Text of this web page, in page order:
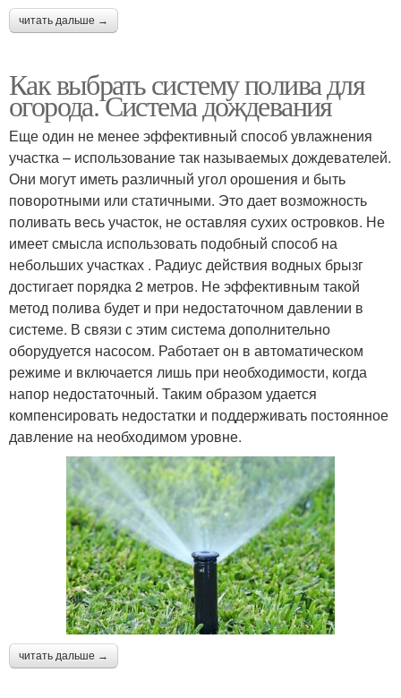
читать дальше →
Как выбрать систему полива для
огорода. Система дождевания
Еще один не менее эффективный способ увлажнения
участка – использование так называемых дождевателей.
Они могут иметь различный угол орошения и быть
поворотными или статичными. Это дает возможность
поливать весь участок, не оставляя сухих островков. Не
имеет смысла использовать подобный способ на
небольших участках . Радиус действия водных брызг
достигает порядка 2 метров. Не эффективным такой
метод полива будет и при недостаточном давлении в
системе. В связи с этим система дополнительно
оборудуется насосом. Работает он в автоматическом
режиме и включается лишь при необходимости, когда
напор недостаточный. Таким образом удается
компенсировать недостатки и поддерживать постоянное
давление на необходимом уровне.
читать дальше →